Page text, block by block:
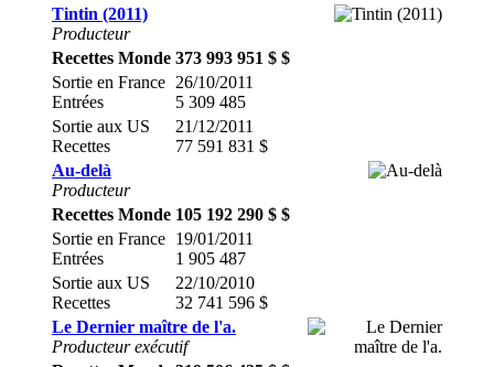
Tintin (2011)
Producteur
Recettes Monde 373 993 951 $ $
Sortie en France
Entrées
26/10/2011
5 309 485
Sortie aux US
Recettes
21/12/2011
77 591 831 $
Au-delà
Producteur
Recettes Monde 105 192 290 $ $
Sortie en France
Entrées
19/01/2011
1 905 487
Sortie aux US
Recettes
22/10/2010
32 741 596 $
Le Dernier maître de l'a.
Producteur exécutif